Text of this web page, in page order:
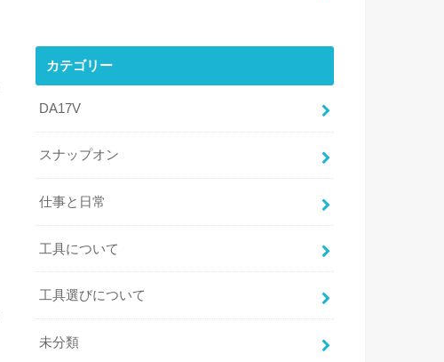
カテゴリー
DA17V
スナップオン
仕事と日常
工具について
工具選びについて
未分類